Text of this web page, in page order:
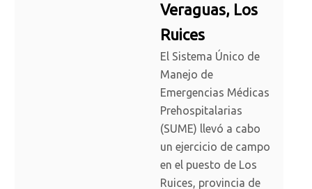
Veraguas, Los
Ruices
El Sistema Único de
Manejo de
Emergencias Médicas
Prehospitalarias
(SUME) llevó a cabo
un ejercicio de campo
en el puesto de Los
Ruices, provincia de